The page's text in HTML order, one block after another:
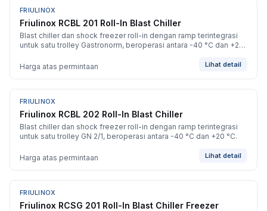
BARU
FRIULINOX
Friulinox RCBL 201 Roll-In Blast Chiller
Blast chiller dan shock freezer roll-in dengan ramp terintegrasi
untuk satu trolley Gastronorm, beroperasi antara -40 °C dan +20
Harga atas permintaan
Lihat detail
BARU
FRIULINOX
Friulinox RCBL 202 Roll-In Blast Chiller
Blast chiller dan shock freezer roll-in dengan ramp terintegrasi
untuk satu trolley GN 2/1, beroperasi antara -40 °C dan +20 °C.
Harga atas permintaan Lihat detail
BARU
FRIULINOX
Friulinox RCSG 201 Roll-In Blast Chiller Freezer